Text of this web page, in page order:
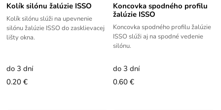
Kolík silónu žalúzie ISSO
Kolík silónu slúži na upevnenie
silónu žalúzie ISSO do zasklievacej
lišty okna.
do 3 dní
0.20 €
Koncovka spodného profilu
žalúzie ISSO
Koncovka spodného profilu žalúzie
ISSO slúži aj na spodné vedenie
silónu.
do 3 dní
0.60 €